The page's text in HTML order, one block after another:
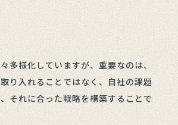
多様化していますが、重要なのは、
り入れることではなく、自社の課題
それに合った戦略を構築することで